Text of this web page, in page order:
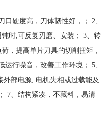
硬度高，刀体韧性好，； 2、
时,可反复刃磨、安装； 3、转
，提高单片刀具的切削扭矩，
行噪音，改善工作环境； 5、
部电源, 电机失相或过载能及
7、结构紧凑，不藏料，易清